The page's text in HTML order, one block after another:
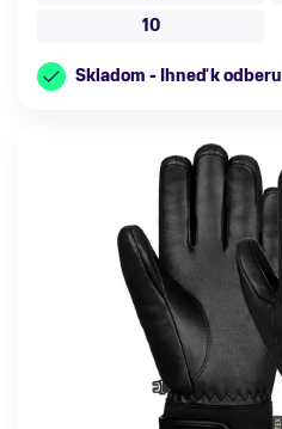
10
Skladom - Ihneď k odberu